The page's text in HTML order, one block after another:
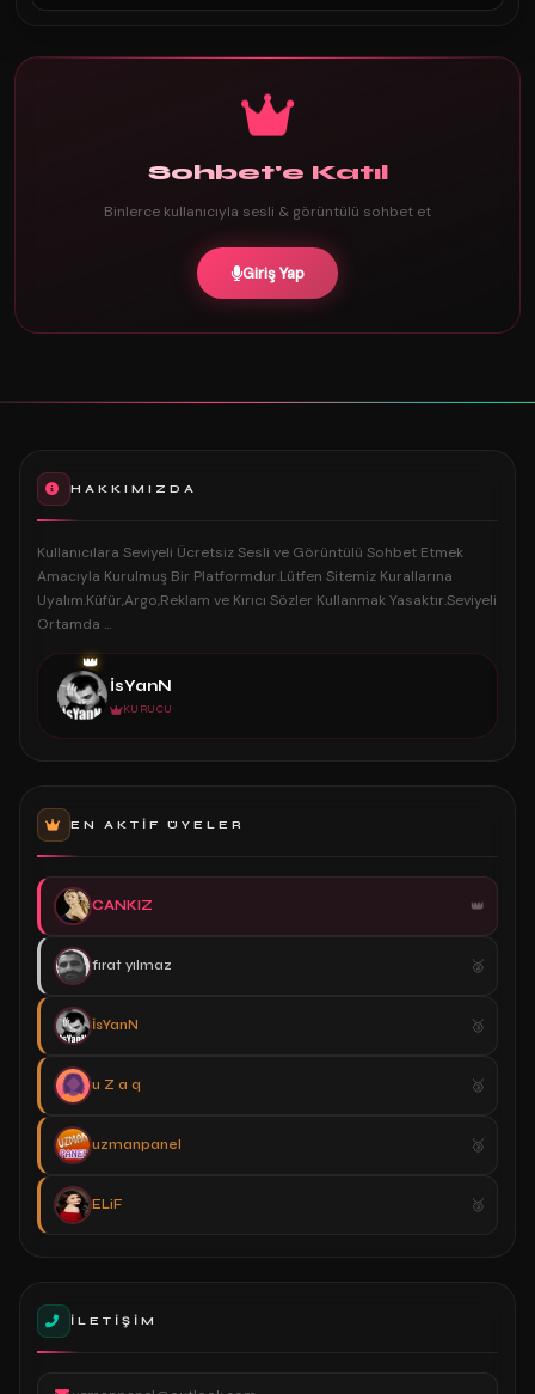
Sohbet'e Katıl
Binlerce kullanıcıyla sesli & görüntülü sohbet et
Giriş Yap
HAKKIMIZDA
Kullanıcılara Seviyeli Ücretsiz Sesli ve Görüntülü Sohbet Etmek
Amacıyla Kurulmuş Bir Platformdur.Lütfen Sitemiz Kurallarına
Uyalım.Küfür,Argo,Reklam ve Kırıcı Sözler Kullanmak Yasaktır.Seviyeli
Ortamda ...
👑
İsYanN
KURUCU
EN AKTIF ÜYELER
CANKIZ
fırat yılmaz
İsYanN
u Z a q
uzmanpanel
ELiF
İLETIŞIM